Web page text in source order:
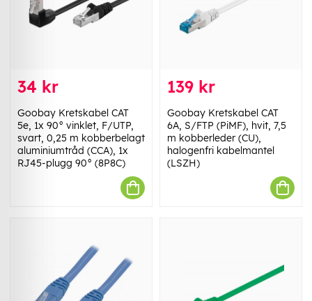
34 kr
Goobay Kretskabel CAT
5e, 1x 90° vinklet, F/UTP,
svart, 0,25 m kobberbelagt
aluminiumtråd (CCA), 1x
RJ45-plugg 90° (8P8C)
139 kr
Goobay Kretskabel CAT
6A, S/FTP (PiMF), hvit, 7,5
m kobberleder (CU),
halogenfri kabelmantel
(LSZH)